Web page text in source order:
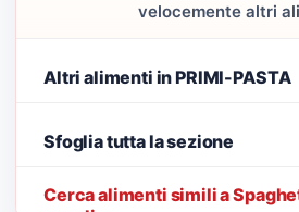
velocemente altri
Altri alimenti in PRIMI-PASTA
Sfoglia tutta la sezione
Cerca alimenti simili a